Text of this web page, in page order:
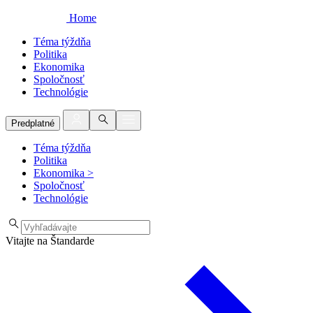
Home
Téma týždňa
Politika
Ekonomika
Spoločnosť
Technológie
Predplatné
Téma týždňa
Politika
Ekonomika >
Spoločnosť
Technológie
Vitajte na Štandarde